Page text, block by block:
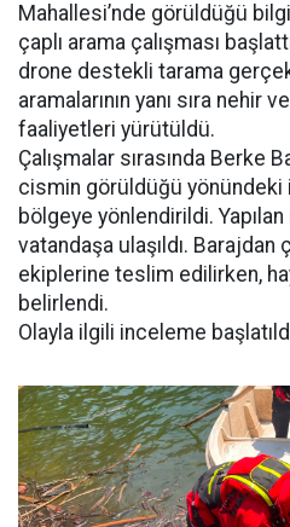
Mahallesi’nde görüldüğü
çaplı arama çalışması
drone destekli tarama
aramalarının yanı sıra nehir
faaliyetleri yürütüldü.
Çalışmalar sırasında Berke
cismin görüldüğü yönündeki
bölgeye yönlendirildi.
vatandaşa ulaşıldı. Barajdan
ekiplerine teslim edilirken,
belirlendi.
Olayla ilgili inceleme